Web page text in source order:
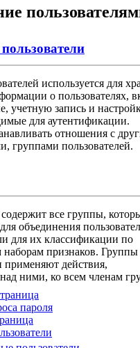
используется для
о пользователях,
учетную запись и
для аутентификации.
отношения с
группами пользователей.
все группы,
объединения
для их классификации по
признаков. Группы
применяют действия,
ними, ко всем членам
пароля